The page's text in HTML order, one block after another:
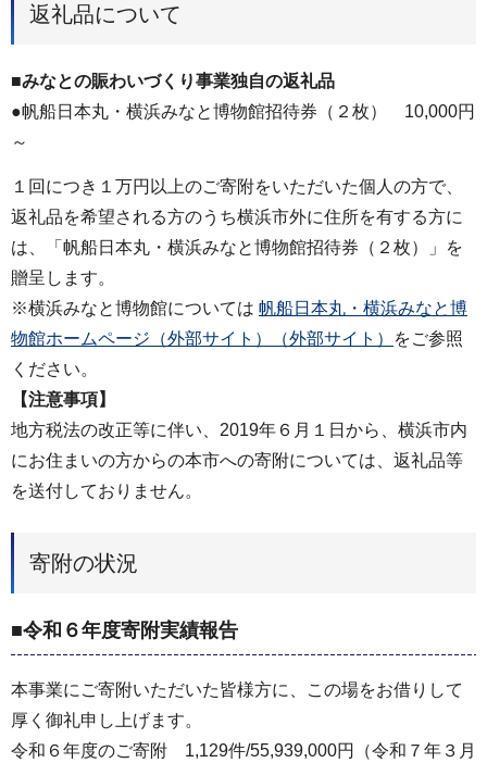
返礼品について
■みなとの賑わいづくり事業独自の返礼品
●帆船日本丸・横浜みなと博物館招待券（２枚） 10,000円
～
１回につき１万円以上のご寄附をいただいた個人の方で、
返礼品を希望される方のうち横浜市外に住所を有する方に
は、「帆船日本丸・横浜みなと博物館招待券（２枚）」を
贈呈します。
※横浜みなと博物館については 帆船日本丸・横浜みなと博
物館ホームページ（外部サイト）（外部サイト）
をご参照
ください。
【注意事項】
地⽅税法の改正等に伴い、2019年６⽉１⽇から、横浜市内
にお住まいの⽅からの本市への寄附については、返礼品等
を送付しておりません。
寄附の状況
■令和６年度寄附実績報告
本事業にご寄附いただいた皆様方に、この場をお借りして
厚く御礼申し上げます。
令和６年度のご寄附 1,129件/55,939,000円（令和７年３月